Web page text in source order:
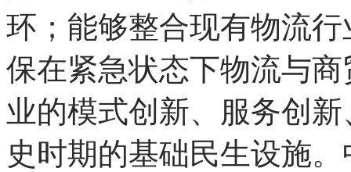
发展趋势与机会》主题
城郊大仓基地拥有特定
设城郊大仓基地能够重
打通主干线+核心枢纽+